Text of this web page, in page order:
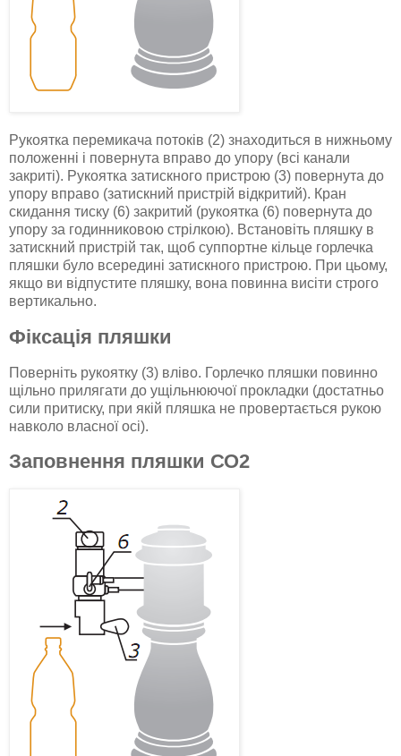
Рукоятка перемикача потоків (2) знаходиться в нижньому
положенні і повернута вправо до упору (всі канали
закриті). Рукоятка затискного пристрою (3) повернута до
упору вправо (затискний пристрій відкритий). Кран
скидання тиску (6) закритий (рукоятка (6) повернута до
упору за годинниковою стрілкою). Встановіть пляшку в
затискний пристрій так, щоб суппортне кільце горлечка
пляшки було всередині затискного пристрою. При цьому,
якщо ви відпустите пляшку, вона повинна висіти строго
вертикально.
Фіксація пляшки
Поверніть рукоятку (3) вліво. Горлечко пляшки повинно
щільно прилягати до ущільнюючої прокладки (достатньо
сили притиску, при якій пляшка не провертається рукою
навколо власної осі).
Заповнення пляшки СО2